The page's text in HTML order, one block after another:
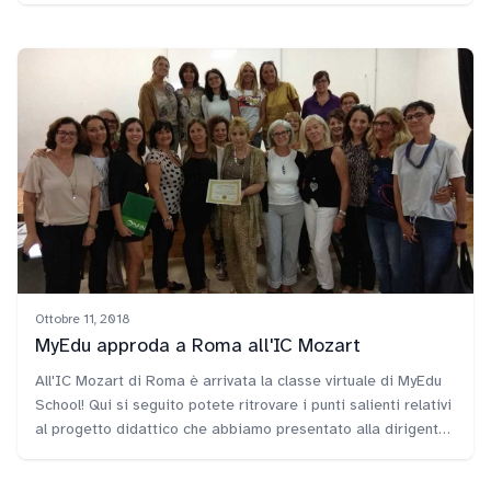
Ottobre 11, 2018
MyEdu approda a Roma all'IC Mozart
All'IC Mozart di Roma è arrivata la classe virtuale di MyEdu
School! Qui si seguito potete ritrovare i punti salienti relativi
al progetto didattico che abbiamo presentato alla dirigente